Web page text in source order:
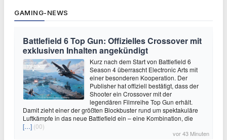
GAMING-NEWS
Battlefield 6 Top Gun: Offizielles Crossover mit
exklusiven Inhalten angekündigt
Kurz nach dem Start von Battlefield 6
Season 4 überrascht Electronic Arts mit
einer besonderen Kooperation. Der
Publisher hat offiziell bestätigt, dass der
Shooter ein Crossover mit der
legendären Filmreihe Top Gun erhält.
Damit zieht einer der größten Blockbuster rund um spektakuläre
Luftkämpfe in das neue Battlefield ein – eine Kombination, die
[…] (00)
vor 43 Minuten